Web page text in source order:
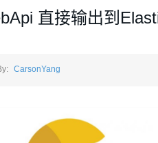
直接输出到
CarsonYang